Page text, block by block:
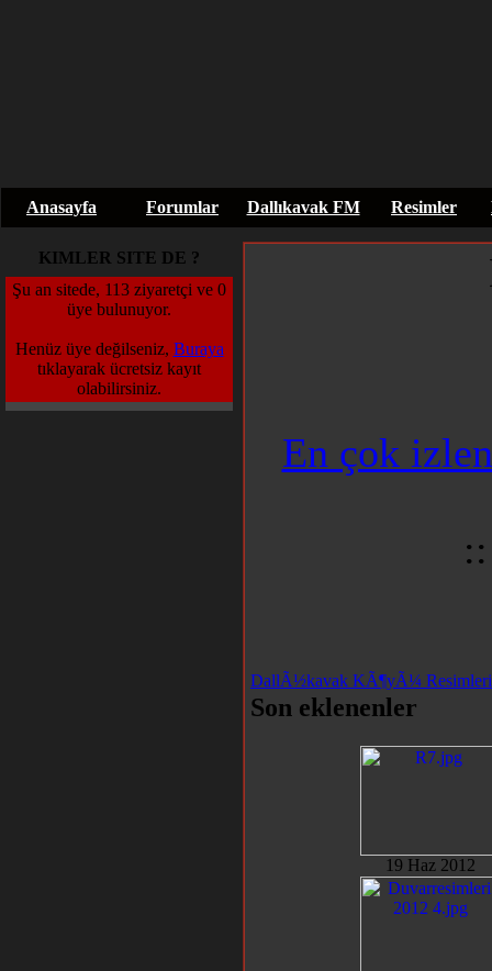
Anasayfa Forumlar Dallıkavak FM Resimler
KIMLER SITE DE ?
Şu an sitede, 113 ziyaretçi ve 0
üye bulunuyor.
Henüz üye değilseniz, Buraya
tıklayarak ücretsiz kayıt
olabilirsiniz.
En çok
DallÃ½kavak KÃ¶yÃ¼ Resimleri
Son eklenenler
19 Haz 2012